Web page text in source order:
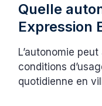
Quelle
Expression
L’autonomie
conditions
quotidienne en